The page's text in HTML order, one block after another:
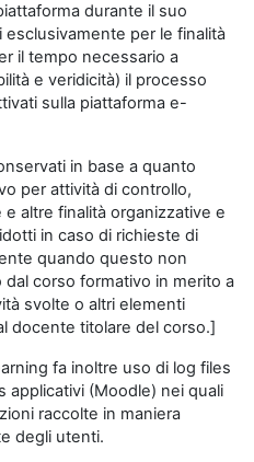
durante il suo
per le finalità
il tempo necessario a
e veridicità) il processo
sulla piattaforma e-
in base a quanto
per attività di controllo,
altre finalità organizzative e
in caso di richieste di
quando questo non
corso formativo in merito a
svolte o altri elementi
docente titolare del corso.]
fa inoltre uso di log files
applicativi (Moodle) nei quali
raccolte in maniera
degli utenti.